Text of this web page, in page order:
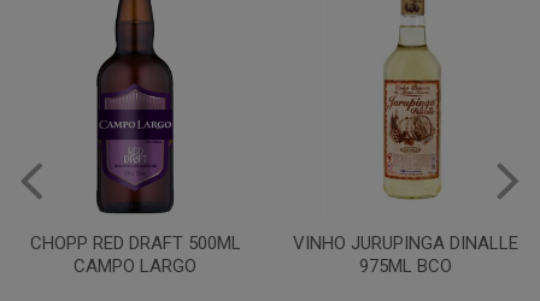
CHOPP RED DRAFT 500ML
CAMPO LARGO
VINHO JURUPINGA DINALLE
975ML BCO